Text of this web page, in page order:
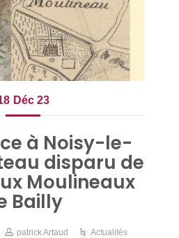
Déc 23
à Noisy-le-
disparu de
Moulineaux
Bailly
patrick Artaud Actualités